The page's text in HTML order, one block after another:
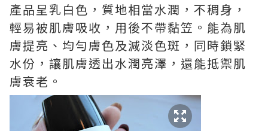
產品呈乳白色，質地相當水潤，不稠身，
輕易被肌膚吸收，用後不帶黏笠。能為肌
膚提亮、均勻膚色及減淡色斑，同時鎖緊
水份，讓肌膚透出水潤亮澤，還能抵禦肌
膚衰老。